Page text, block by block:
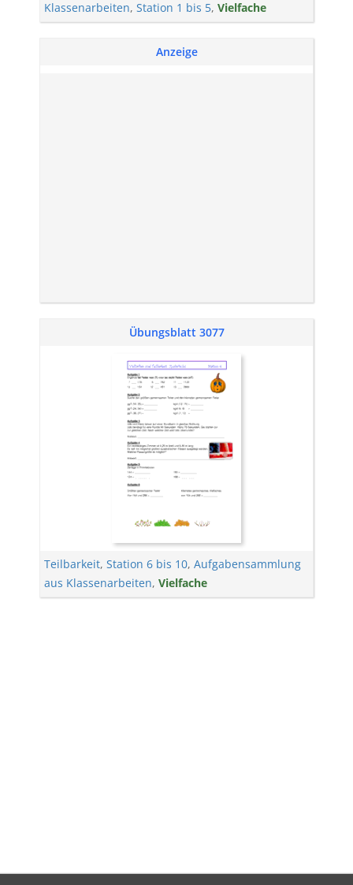
Klassenarbeiten, Station 1 bis 5, Vielfache
Anzeige
Übungsblatt 3077
Teilbarkeit, Station 6 bis 10, Aufgabensammlung
aus Klassenarbeiten, Vielfache